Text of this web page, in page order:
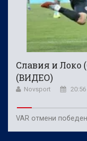
Славия и Локо
(ВИДЕО)
Novsport
VAR отмени